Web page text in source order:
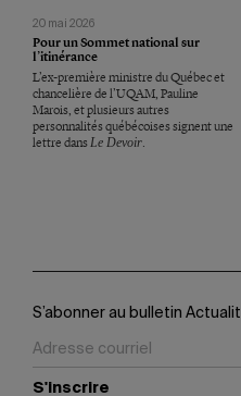
20 mai 2026
Pour un Sommet national sur
l’itinérance
L’ex-première ministre du Québec et
chancelière de l’UQAM, Pauline
Marois, et plusieurs autres
personnalités québécoises signent une
lettre dans Le Devoir
S’abonner au bulletin
S'inscrire